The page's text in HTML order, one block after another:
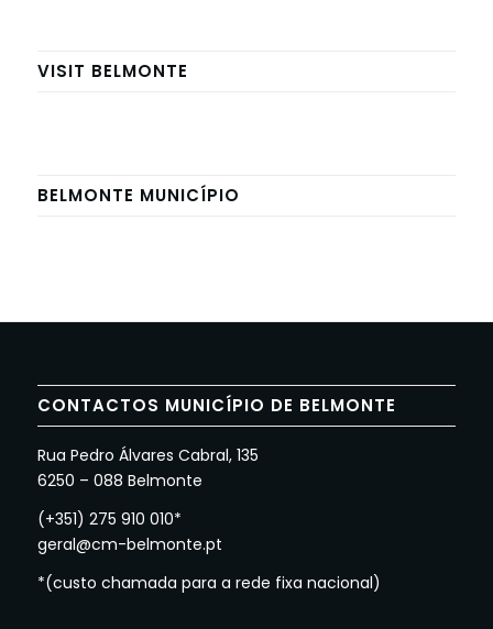
VISIT BELMONTE
BELMONTE MUNICÍPIO
CONTACTOS MUNICÍPIO DE BELMONTE
Rua Pedro Álvares Cabral, 135
6250 – 088 Belmonte
(+351) 275 910 010*
geral@cm-belmonte.pt
*(custo chamada para a rede fixa nacional)